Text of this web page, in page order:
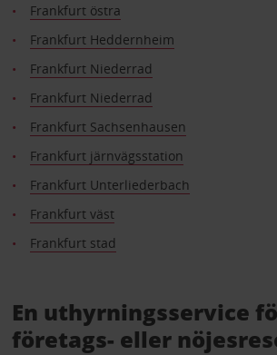
Frankfurt östra
Frankfurt Heddernheim
Frankfurt Niederrad
Frankfurt Niederrad
Frankfurt Sachsenhausen
Frankfurt järnvägsstation
Frankfurt Unterliederbach
Frankfurt väst
Frankfurt stad
En uthyrningsservice
företags- eller